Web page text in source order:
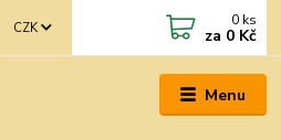
Menu
CZK 0 ks
za 0 Kč